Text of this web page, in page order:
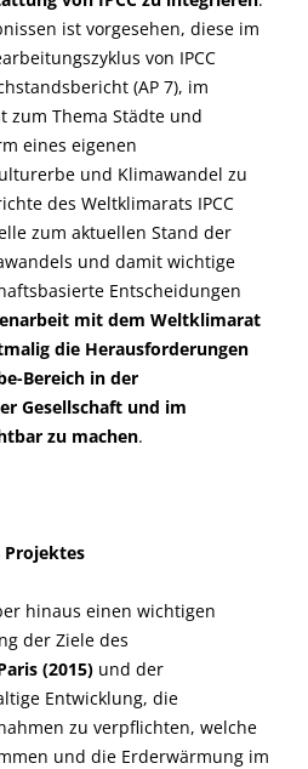
ist vorgesehen, diese im
von IPCC
(AP 7), im
zum Thema Städte und
eines eigenen
und Klimawandel zu
des Weltklimarats IPCC
zum aktuellen Stand der
und damit wichtige
Entscheidungen
mit dem Weltklimarat
die Herausforderungen
Bereich in der
Gesellschaft und im
zu machen.
Projektes
hinaus einen wichtigen
der Ziele des
(2015) und der
Entwicklung, die
zu verpflichten, welche
und die Erderwärmung im